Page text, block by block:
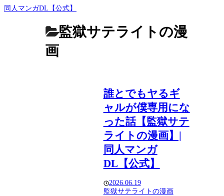
同人マンガDL【公式】
監獄サテライトの漫
画
誰とでもヤるギ
ャルが僕専用にな
った話【監獄サテ
ライトの漫画】|
同人マンガ
DL【公式】
2026.06.19
監獄サテライトの漫画